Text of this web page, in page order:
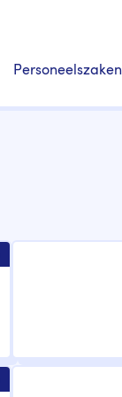
Personeelszaken